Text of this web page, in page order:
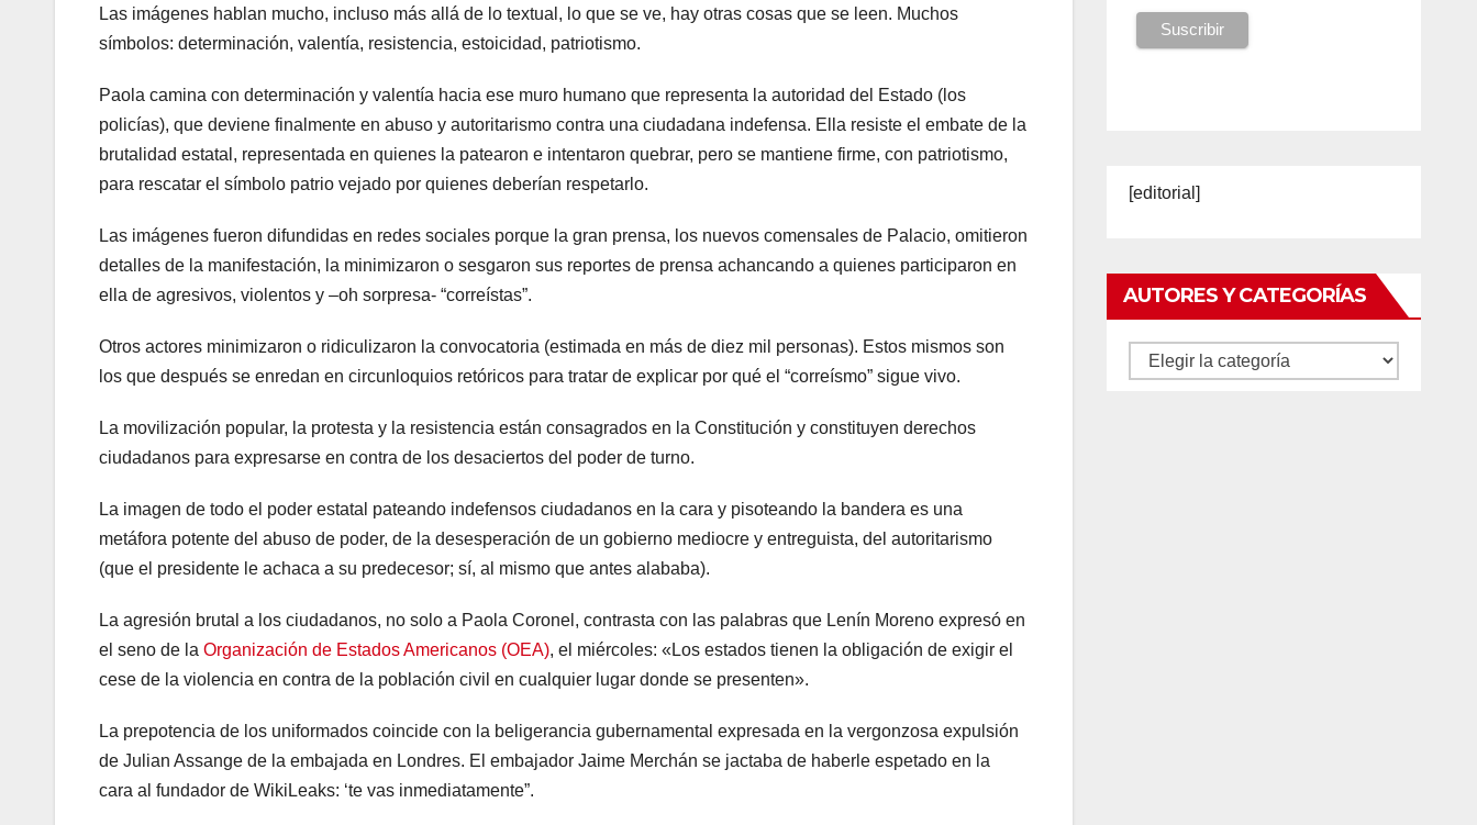
Las imágenes hablan mucho, incluso más allá de lo textual, lo que se ve, hay otras cosas que se leen. Muchos
símbolos: determinación, valentía, resistencia, estoicidad, patriotismo.
Paola camina con determinación y valentía hacia ese muro humano que representa la autoridad del Estado (los
policías), que deviene finalmente en abuso y autoritarismo contra una ciudadana indefensa. Ella resiste el embate de la
brutalidad estatal, representada en quienes la patearon e intentaron quebrar, pero se mantiene firme, con patriotismo,
para rescatar el símbolo patrio vejado por quienes deberían respetarlo.
Las imágenes fueron difundidas en redes sociales porque la gran prensa, los nuevos comensales de Palacio, omitieron
detalles de la manifestación, la minimizaron o sesgaron sus reportes de prensa achancando a quienes participaron en
ella de agresivos, violentos y –oh sorpresa- “correístas”.
Otros actores minimizaron o ridiculizaron la convocatoria (estimada en más de diez mil personas). Estos mismos son
los que después se enredan en circunloquios retóricos para tratar de explicar por qué el “correísmo” sigue vivo.
La movilización popular, la protesta y la resistencia están consagrados en la Constitución y constituyen derechos
ciudadanos para expresarse en contra de los desaciertos del poder de turno.
La imagen de todo el poder estatal pateando indefensos ciudadanos en la cara y pisoteando la bandera es una
metáfora potente del abuso de poder, de la desesperación de un gobierno mediocre y entreguista, del autoritarismo
(que el presidente le achaca a su predecesor; sí, al mismo que antes alababa).
La agresión brutal a los ciudadanos, no solo a Paola Coronel, contrasta con las palabras que Lenín Moreno expresó en
el seno de la Organización de Estados Americanos (OEA), el miércoles: «Los estados tienen la obligación de exigir el
cese de la violencia en contra de la población civil en cualquier lugar donde se presenten».
La prepotencia de los uniformados coincide con la beligerancia gubernamental expresada en la vergonzosa expulsión
de Julian Assange de la embajada en Londres. El embajador Jaime Merchán se jactaba de haberle espetado en la
cara al fundador de WikiLeaks: ‘te vas inmediatamente”.
[editorial]
AUTORES Y CATEGORÍAS
Autores